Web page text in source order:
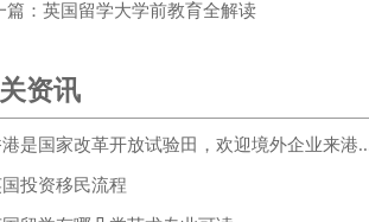
篇： 英国留学大学前教育全解读
资讯
是国家改革开放试验田，欢迎境外企业来港
投资移民流程